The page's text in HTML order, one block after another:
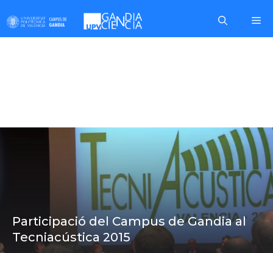
to
content
Participació del Campus de Gandia al
Tecniacústica 2015